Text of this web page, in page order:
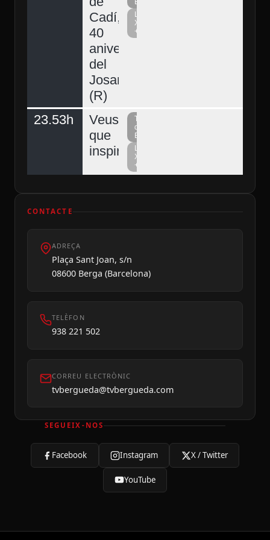
Cadí,
40
aniversari
del
Josart
(R)
Berguedà
La
Xarxa
+
23.53h
Veus
que
inspiren
Televisió
del
Berguedà
La
Xarxa
+
CONTACTE
ADREÇA
Plaça Sant Joan, s/n
08600 Berga (Barcelona)
TELÈFON
938 221 502
CORREU ELECTRÒNIC
tvbergueda@tvbergueda.com
SEGUEIX-NOS
Facebook Instagram X / Twitter
YouTube